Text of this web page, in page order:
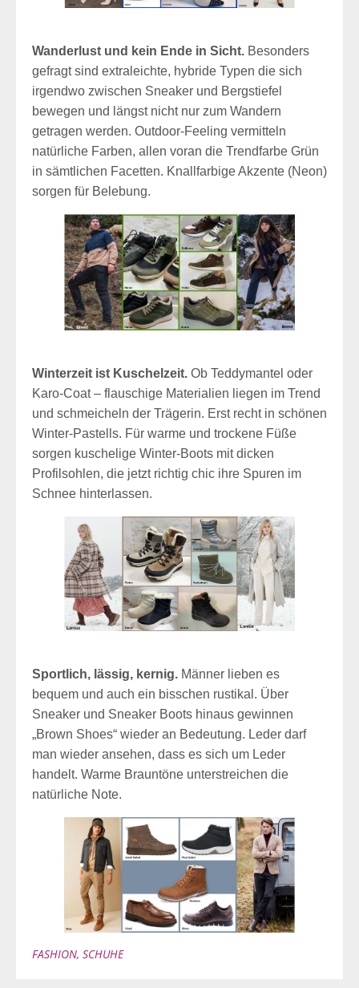
Wanderlust und kein Ende in Sicht. Besonders
gefragt sind extraleichte, hybride Typen die sich
irgendwo zwischen Sneaker und Bergstiefel
bewegen und längst nicht nur zum Wandern
getragen werden. Outdoor-Feeling vermitteln
natürliche Farben, allen voran die Trendfarbe Grün
in sämtlichen Facetten. Knallfarbige Akzente (Neon)
sorgen für Belebung.
Winterzeit ist Kuschelzeit. Ob Teddymantel oder
Karo-Coat – flauschige Materialien liegen im Trend
und schmeicheln der Trägerin. Erst recht in schönen
Winter-Pastells. Für warme und trockene Füße
sorgen kuschelige Winter-Boots mit dicken
Profilsohlen, die jetzt richtig chic ihre Spuren im
Schnee hinterlassen.
Sportlich, lässig, kernig. Männer lieben es
bequem und auch ein bisschen rustikal. Über
Sneaker und Sneaker Boots hinaus gewinnen
„Brown Shoes“ wieder an Bedeutung. Leder darf
man wieder ansehen, dass es sich um Leder
handelt. Warme Brauntöne unterstreichen die
natürliche Note.
FASHION, SCHUHE